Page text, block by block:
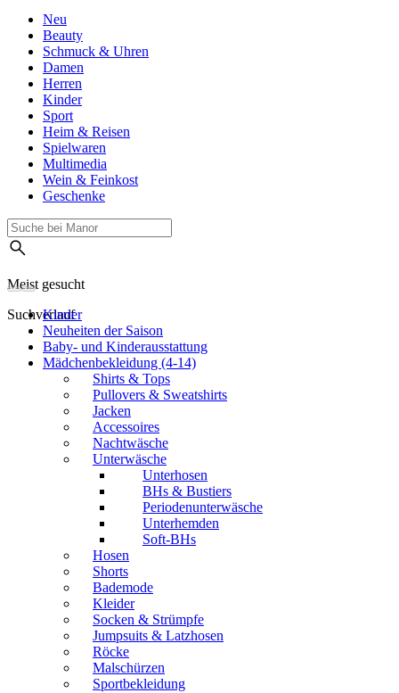
Neu
Beauty
Schmuck & Uhren
Damen
Herren
Kinder
Sport
Heim & Reisen
Spielwaren
Multimedia
Wein & Feinkost
Geschenke
Meist gesucht
Suchverlauf
Kinder
Neuheiten der Saison
Baby- und Kinderausstattung
Mädchenbekleidung (4-14)
Shirts & Tops
Pullovers & Sweatshirts
Jacken
Accessoires
Nachtwäsche
Unterwäsche
Unterhosen
BHs & Bustiers
Periodenunterwäsche
Unterhemden
Soft-BHs
Hosen
Shorts
Bademode
Kleider
Socken & Strümpfe
Jumpsuits & Latzhosen
Röcke
Malschürzen
Sportbekleidung